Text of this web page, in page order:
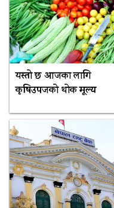
यस्तो छ आजका लागि
कृषिउपजको थोक मूल्य